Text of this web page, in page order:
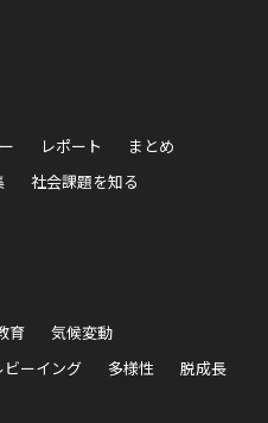
レポート
まとめ
社会課題を知る
育
気候変動
ビーイング 多様性 脱成長